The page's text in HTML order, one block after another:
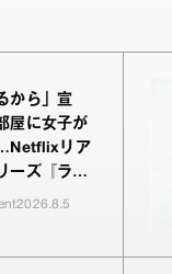
から」宣
屋に女子が
リア
ーズ『ラヴ
ズン2、新
2026.8.5